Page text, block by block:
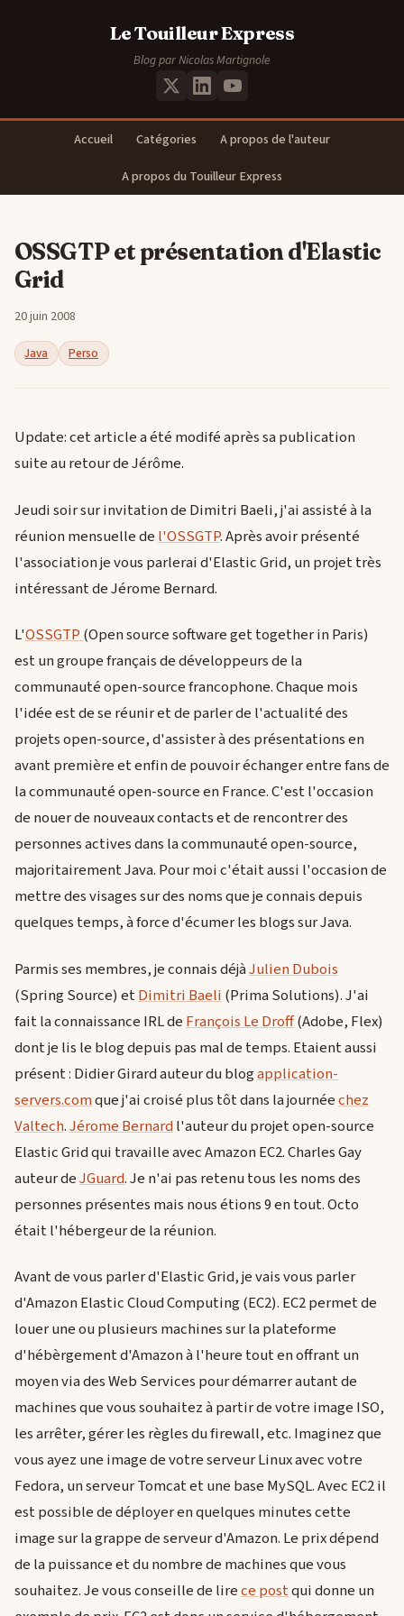
Le Touilleur Express
Blog par Nicolas Martignole
Accueil Catégories
A propos de l'auteur
A propos du Touilleur Express
OSSGTP et présentation d'Elastic
Grid
20 juin 2008
Java Perso
Update: cet article a été modifé après sa publication
suite au retour de Jérôme.
Jeudi soir sur invitation de Dimitri Baeli, j'ai assisté à la
réunion mensuelle de l'OSSGTP. Après avoir présenté
l'association je vous parlerai d'Elastic Grid, un projet très
intéressant de Jérome Bernard.
L'OSSGTP(Open source software get together in Paris)
est un groupe français de développeurs de la
communauté open-source francophone. Chaque mois
l'idée est de se réunir et de parler de l'actualité des
projets open-source, d'assister à des présentations en
avant première et enfin de pouvoir échanger entre fans de
la communauté open-source en France. C'est l'occasion
de nouer de nouveaux contacts et de rencontrer des
personnes actives dans la communauté open-source,
majoritairement Java. Pour moi c'était aussi l'occasion de
mettre des visages sur des noms que je connais depuis
quelques temps, à force d'écumer les blogs sur Java.
Parmis ses membres, je connais déjàJulien Dubois
(Spring Source) etDimitri Baeli (Prima Solutions). J'ai
fait la connaissance IRL de François Le Droff(Adobe, Flex)
dont je lis le blog depuis pas mal de temps. Etaient aussi
présent : Didier Girard auteur du blogapplication-
servers.comque j'ai croisé plus tôt dans la journéechez
Valtech.Jérome Bernardl'auteur du projet open-source
Elastic Grid qui travaille avec Amazon EC2. Charles Gay
auteur deJGuard. Je n'ai pas retenu tous les noms des
personnes présentes mais nous étions 9 en tout. Octo
était l'hébergeur de la réunion.
Avant de vous parler d'Elastic Grid, je vais vous parler
d'Amazon Elastic Cloud Computing (EC2). EC2 permet de
louer une ou plusieurs machines sur la plateforme
d'hébèrgement d'Amazon à l'heure tout en offrant un
moyen via des Web Services pour démarrer autant de
machines que vous souhaitez à partir de votre image ISO,
les arrêter, gérer les règles du firewall, etc. Imaginez que
vous ayez une image de votre serveur Linux avec votre
Fedora, un serveur Tomcat et une base MySQL. Avec EC2 il
est possible de déployer en quelques minutes cette
image sur la grappe de serveur d'Amazon. Le prix dépend
de la puissance et du nombre de machines que vous
souhaitez. Je vous conseille de lirece postqui donne un